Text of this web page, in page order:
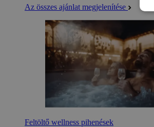
Az összes ajánlat megjelenítése
Feltöltő wellness pihenések